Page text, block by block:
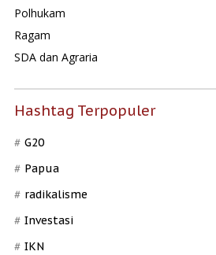
Polhukam
Ragam
SDA dan Agraria
Hashtag Terpopuler
G20
Papua
radikalisme
Investasi
IKN